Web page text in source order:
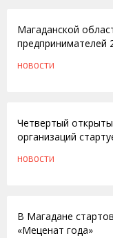
Магаданской
предпринимателей
НОВОСТИ
Четвертый
организаций
НОВОСТИ
В Магадане
«Меценат года»